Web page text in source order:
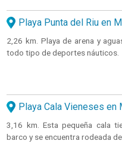
Playa Punta del Riu en
2,26 km. Playa de arena y
todo tipo de deportes náuticos.
Playa Cala Vieneses en
3,16 km. Esta pequeña cala
barco y se encuentra rodeada de